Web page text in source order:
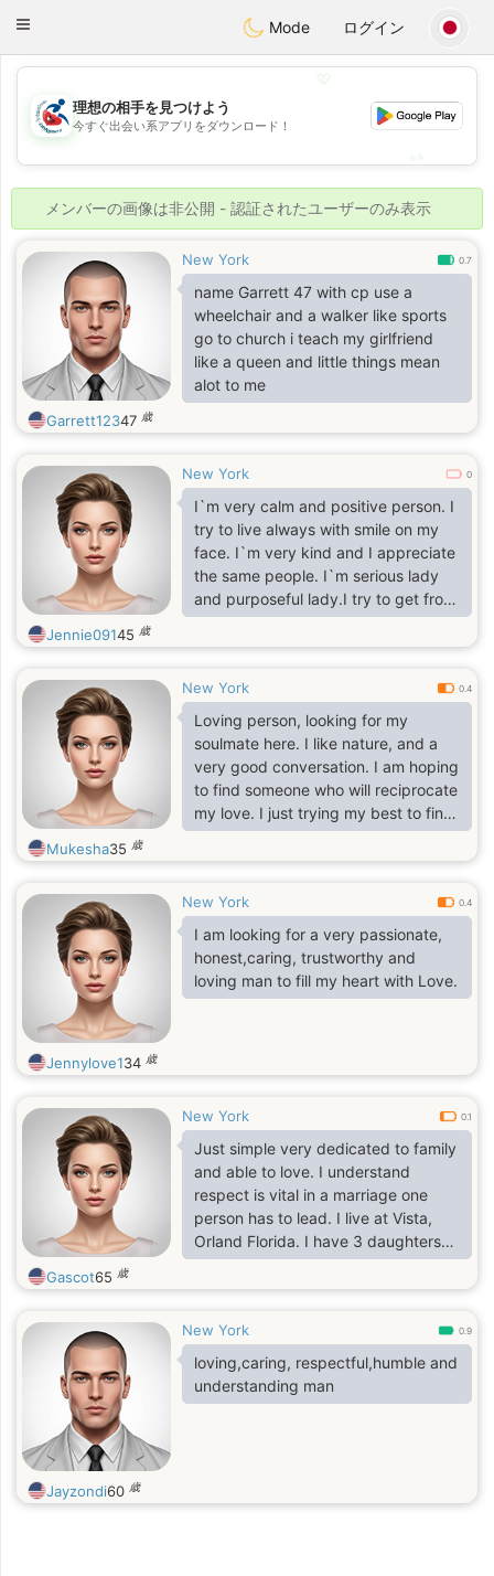
Handi Space
Toggle
Mode ログイン
💖
💕
理想の相手を見つけよう
今すぐ出会い系アプリをダウンロード！
メンバーの画像は非公開 - 認証されたユーザーのみ表示
New York 0.7
name Garrett 47 with cp use a
wheelchair and a walker like sports
go to church i teach my girlfriend
like a queen and little things mean
alot to me
Garrett12347 歳
New York 0
I`m very calm and positive person. I
try to live always with smile on my
face. I`m very kind and I appreciate
the same people. I`m serious lady
and purposeful lady.I try to get from
life everything positive and nice,
because it is very important for me
romantic so much, because I`m one
of the most romantic woman. I`ll be
passionate with one person who`ll
find right way to my heart and soul. I
am joyful, I am passionate and I am
real. I am a person who enjoys
Jennie09145 歳
New York 0.4
Loving person, looking for my
soulmate here. I like nature, and a
very good conversation. I am hoping
to find someone who will reciprocate
my love. I just trying my best to find
that one person for me.
Mukesha35 歳
New York 0.4
I am looking for a very passionate,
honest,caring, trustworthy and
loving man to fill my heart with Love.
Jennylove134 歳
New York 0.1
Just simple very dedicated to family
and able to love. I understand
respect is vital in a marriage one
person has to lead. I live at Vista,
Orland Florida. I have 3 daughters
and a son from my prev life.
Gascot65 歳
New York 0.9
loving,caring, respectful,humble and
understanding man
Jayzondi60 歳